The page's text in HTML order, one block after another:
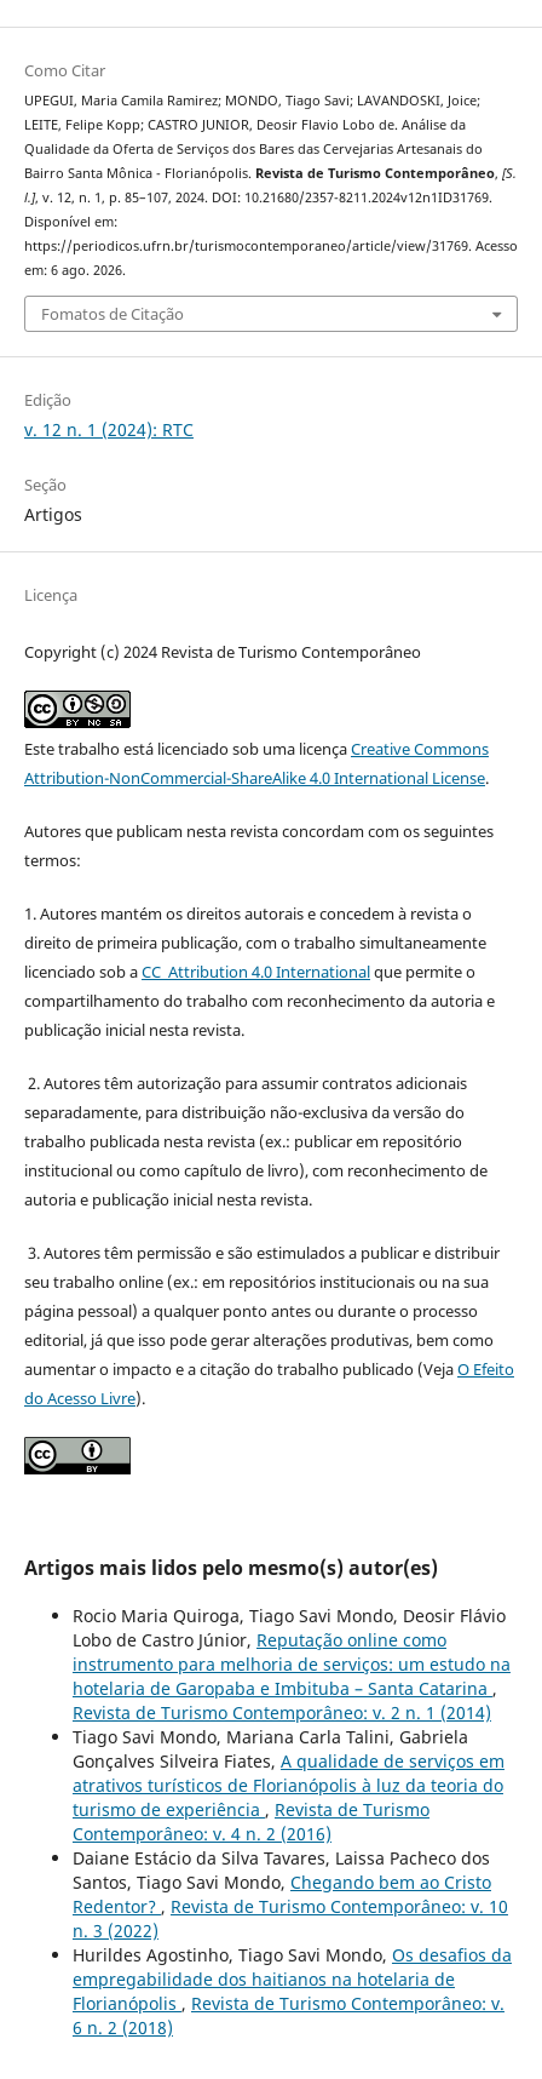
Como Citar
UPEGUI, Maria Camila Ramirez; MONDO, Tiago Savi; LAVANDOSKI, Joice;
LEITE, Felipe Kopp; CASTRO JUNIOR, Deosir Flavio Lobo de. Análise da
Qualidade da Oferta de Serviços dos Bares das Cervejarias Artesanais do
Bairro Santa Mônica - Florianópolis. Revista de Turismo Contemporâneo, [S.
l.], v. 12, n. 1, p. 85–107, 2024. DOI: 10.21680/2357-8211.2024v12n1ID31769.
Disponível em:
https://periodicos.ufrn.br/turismocontemporaneo/article/view/31769. Acesso
em: 6 ago. 2026.
Fomatos de Citação
Edição
v. 12 n. 1 (2024): RTC
Seção
Artigos
Licença
Copyright (c) 2024 Revista de Turismo Contemporâneo
Este trabalho está licenciado sob uma licençaCreative Commons
Attribution-NonCommercial-ShareAlike 4.0 International License.
Autores que publicam nesta revista concordam com os seguintes
termos:
1. Autores mantém os direitos autorais e concedem à revista o
direito de primeira publicação, com o trabalho simultaneamente
licenciado sob aCC Attribution 4.0 Internationalque permite o
compartilhamento do trabalho com reconhecimento da autoria e
publicação inicial nesta revista.
2. Autores têm autorização para assumir contratos adicionais
separadamente, para distribuição não-exclusiva da versão do
trabalho publicada nesta revista (ex.: publicar em repositório
institucional ou como capítulo de livro), com reconhecimento de
autoria e publicação inicial nesta revista.
3. Autores têm permissão e são estimulados a publicar e distribuir
seu trabalho online (ex.: em repositórios institucionais ou na sua
página pessoal) a qualquer ponto antes ou durante o processo
editorial, já que isso pode gerar alterações produtivas, bem como
aumentar o impacto e a citação do trabalho publicado (VejaO Efeito
do Acesso Livre).
Artigos mais lidos pelo mesmo(s) autor(es)
Rocio Maria Quiroga, Tiago Savi Mondo, Deosir Flávio
Lobo de Castro Júnior, Reputação online como
instrumento para melhoria de serviços: um estudo na
hotelaria de Garopaba e Imbituba – Santa Catarina ,
Revista de Turismo Contemporâneo: v. 2 n. 1 (2014)
Tiago Savi Mondo, Mariana Carla Talini, Gabriela
Gonçalves Silveira Fiates, A qualidade de serviços em
atrativos turísticos de Florianópolis à luz da teoria do
turismo de experiência , Revista de Turismo
Contemporâneo: v. 4 n. 2 (2016)
Daiane Estácio da Silva Tavares, Laissa Pacheco dos
Santos, Tiago Savi Mondo, Chegando bem ao Cristo
Redentor? , Revista de Turismo Contemporâneo: v. 10
n. 3 (2022)
Hurildes Agostinho, Tiago Savi Mondo, Os desafios da
empregabilidade dos haitianos na hotelaria de
Florianópolis , Revista de Turismo Contemporâneo: v.
6 n. 2 (2018)